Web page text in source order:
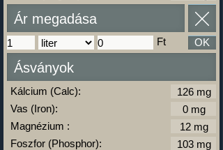
Ár megadása
Ft OK
Ásványok
Kálcium (Calc):
Vas (Iron):
Magnézium :
Foszfor (Phosphor):